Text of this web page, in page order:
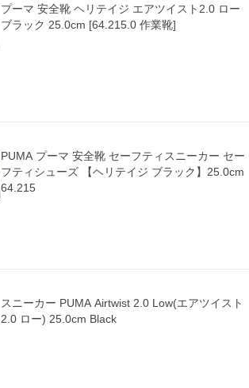
プーマ 安全靴 ヘリテイジ エアツイスト2.0 ロー
ブラック 25.0cm [64.215.0 作業靴]
PUMA プーマ 安全靴 セーフティスニーカー セー
フティシューズ 【ヘリテイジ ブラック】25.0cm
64.215
スニーカー PUMA Airtwist 2.0 Low(エアツイスト
2.0 ロー) 25.0cm Black